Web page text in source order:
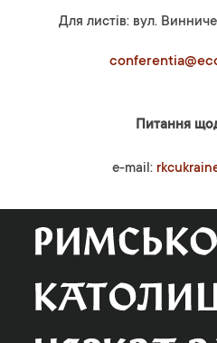
Для листів: вул.
Питання
e-mail: